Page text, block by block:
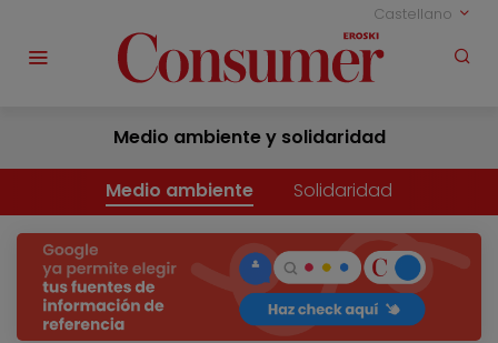
Castellano
Medio ambiente y solidaridad
Medio ambiente Solidaridad